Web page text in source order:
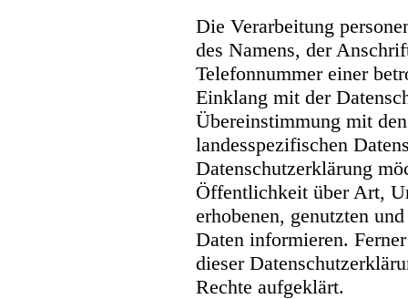
Die Verarbeitung
des Namens, der
Telefonnummer einer
Einklang mit der
Übereinstimmung mit
landesspezifischen
Datenschutzerklärung
Öffentlichkeit über Art,
erhobenen, genutzten
Daten informieren.
dieser
Rechte aufgeklärt.